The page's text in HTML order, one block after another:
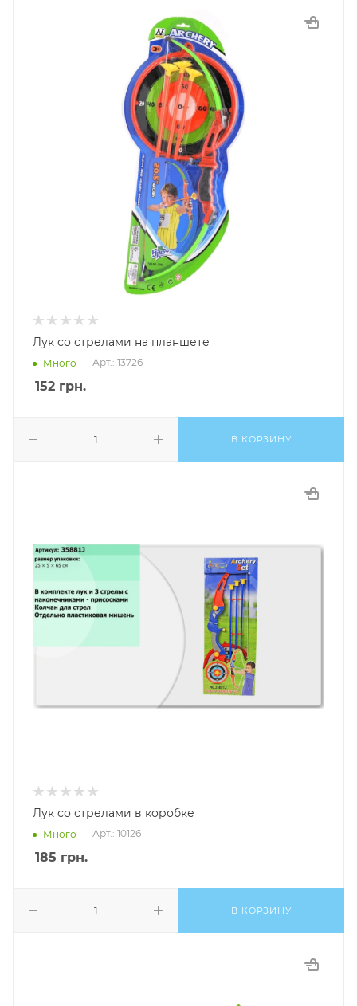
Лук со стрелами на планшете
Много Арт.: 13726
152 грн.
В КОРЗИНУ
Лук со стрелами в коробке
Много Арт.: 10126
185 грн.
В КОРЗИНУ